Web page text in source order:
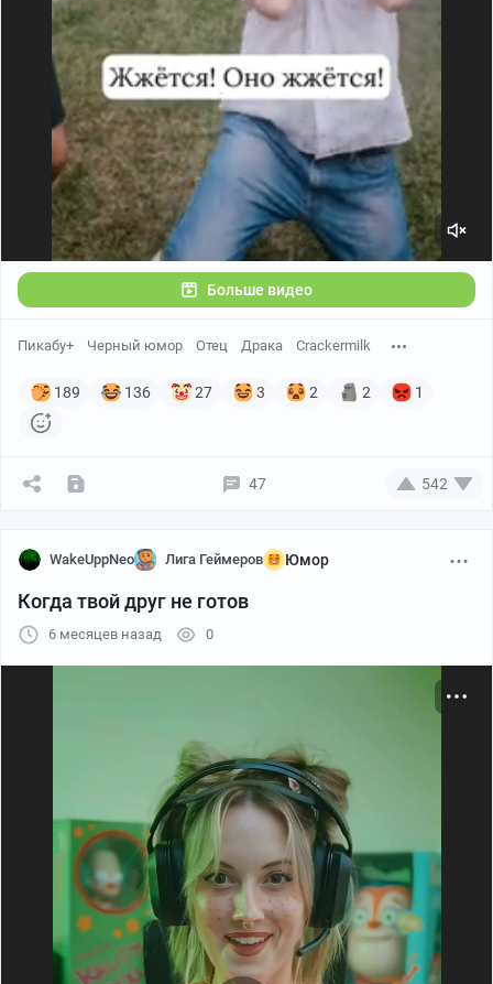
Больше видео
Пикабу+ Черный юмор Отец Драка Crackermilk
189 136 27 3 2 2 1
47 542
WakeUppNeo Лига Геймеров Юмор
Когда твой друг не готов
6 месяцев назад 0